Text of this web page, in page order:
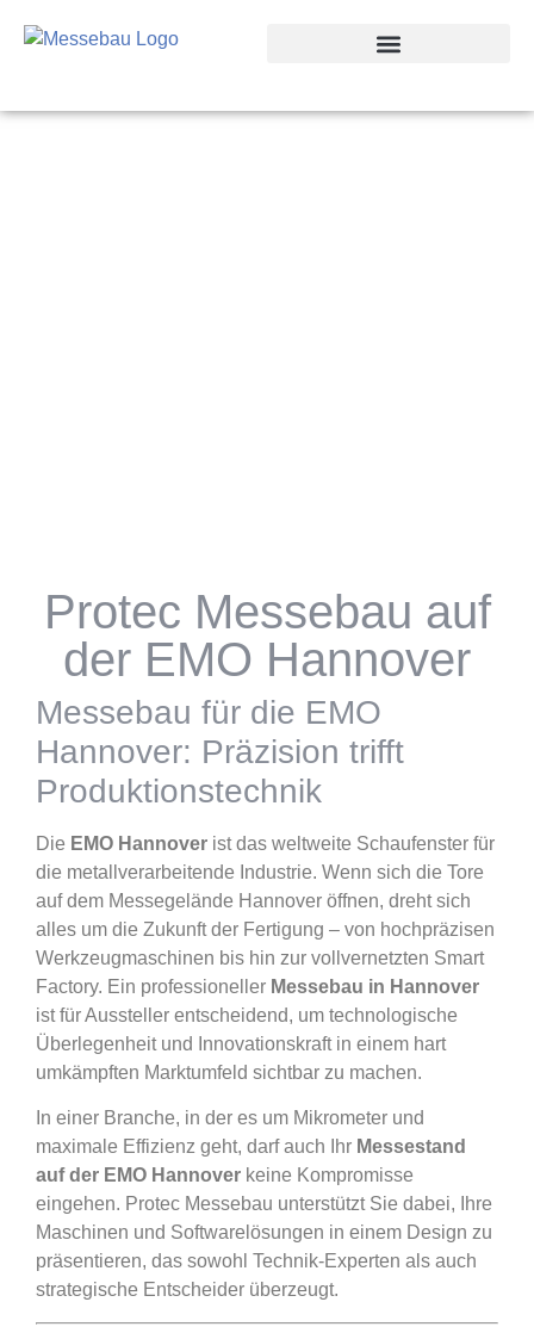
Protec Messebau auf
der EMO Hannover
Messebau für die EMO
Hannover: Präzision trifft
Produktionstechnik
Die EMO Hannover ist das weltweite Schaufenster für
die metallverarbeitende Industrie. Wenn sich die Tore
auf dem Messegelände Hannover öffnen, dreht sich
alles um die Zukunft der Fertigung – von hochpräzisen
Werkzeugmaschinen bis hin zur vollvernetzten Smart
Factory. Ein professioneller Messebau in Hannover
ist für Aussteller entscheidend, um technologische
Überlegenheit und Innovationskraft in einem hart
umkämpften Marktumfeld sichtbar zu machen.
In einer Branche, in der es um Mikrometer und
maximale Effizienz geht, darf auch Ihr Messestand
auf der EMO Hannover keine Kompromisse
eingehen. Protec Messebau unterstützt Sie dabei, Ihre
Maschinen und Softwarelösungen in einem Design zu
präsentieren, das sowohl Technik-Experten als auch
strategische Entscheider überzeugt.